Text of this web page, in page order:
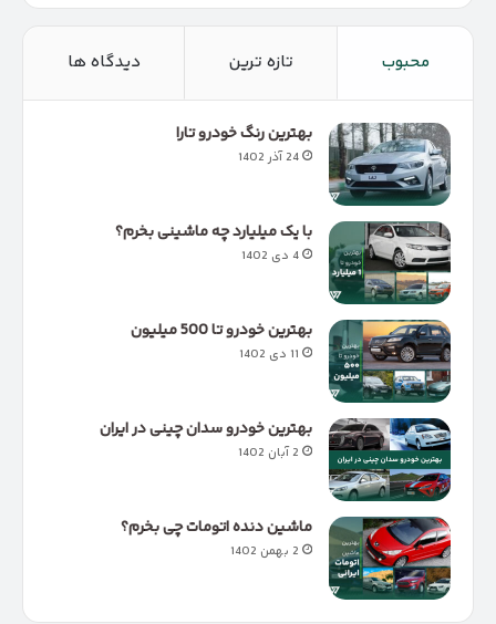
محبوب تازه ترین دیدگاه ها
بهترین رنگ خودرو تارا
24 آذر 1402
با یک میلیارد چه ماشینی بخرم؟
4 دی 1402
بهترین خودرو تا 500 میلیون
11 دی 1402
بهترین خودرو سدان چینی در ایران
2 آبان 1402
ماشین دنده اتومات چی بخرم؟
2 بهمن 1402